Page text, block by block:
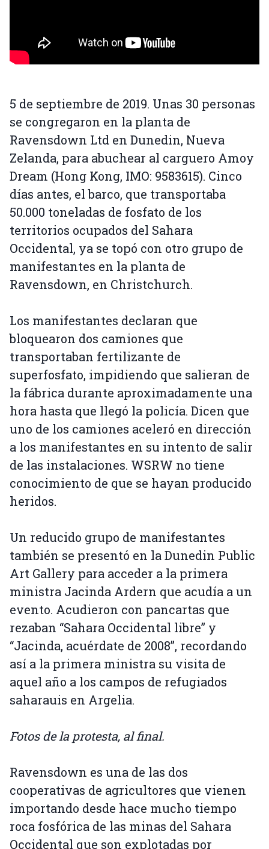
5 de septiembre de 2019. Unas 30 personas
se congregaron en la planta de
Ravensdown Ltd en Dunedin, Nueva
Zelanda, para abuchear al carguero Amoy
Dream (Hong Kong, IMO: 9583615). Cinco
días antes, el barco, que transportaba
50.000 toneladas de fosfato de los
territorios ocupados del Sahara
Occidental, ya se topó con otro grupo de
manifestantes en la planta de
Ravensdown, en Christchurch.
Los manifestantes declaran que
bloquearon dos camiones que
transportaban fertilizante de
superfosfato, impidiendo que salieran de
la fábrica durante aproximadamente una
hora hasta que llegó la policía. Dicen que
uno de los camiones aceleró en dirección
a los manifestantes en su intento de salir
de las instalaciones. WSRW no tiene
conocimiento de que se hayan producido
heridos.
Un reducido grupo de manifestantes
también se presentó en la Dunedin Public
Art Gallery para acceder a la primera
ministra Jacinda Ardern que acudía a un
evento. Acudieron con pancartas que
rezaban “Sahara Occidental libre” y
“Jacinda, acuérdate de 2008”, recordando
así a la primera ministra su visita de
aquel año a los campos de refugiados
saharauis en Argelia.
Fotos de la protesta, al final.
Ravensdown es una de las dos
cooperativas de agricultores que vienen
importando desde hace mucho tiempo
roca fosfórica de las minas del Sahara
Occidental que son explotadas por